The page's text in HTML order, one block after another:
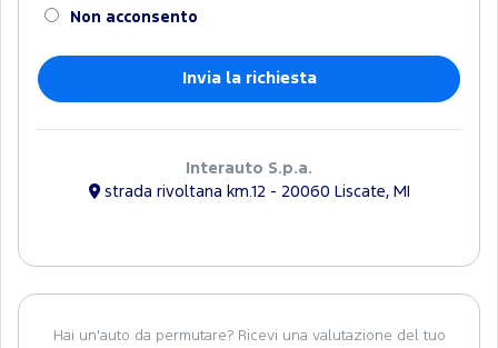
Non acconsento
Interauto S.p.a.
strada rivoltana km.12 - 20060 Liscate, MI
Hai un'auto da permutare? Ricevi una valutazione del tuo